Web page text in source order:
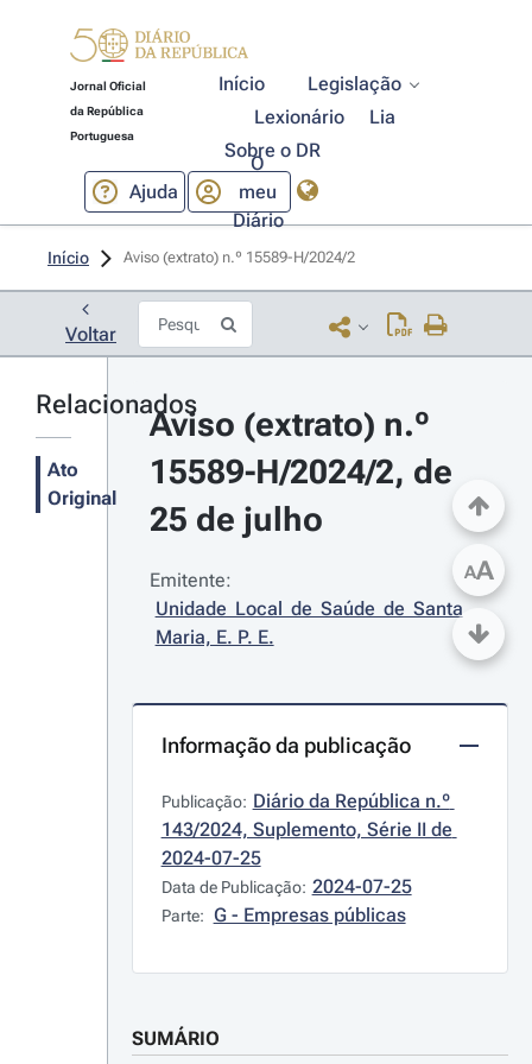
Jornal Oficial
da República
Portuguesa
Início
Legislação
Lexionário
Lia
Sobre o DR
Ajuda
O
meu
Diário
Início Aviso (extrato) n.º 15589-H/2024/2
Voltar
Relacionados
Ato
Original
Aviso (extrato) n.º
15589-H/2024/2, de
25 de julho
Emitente:
Unidade Local de Saúde de Santa
Maria, E. P. E.
Informação da publicação
Publicação: Diário da República n.º
143/2024, Suplemento, Série II de
2024-07-25
Data de Publicação: 2024-07-25
Parte: G - Empresas públicas
SUMÁRIO
AA